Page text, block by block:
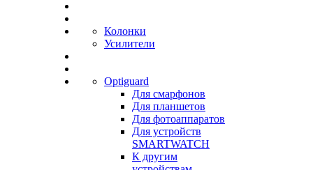
Колонки
Усилители
Optiguard
Для смарфонов
Для планшетов
Для фотоаппаратов
Для устройств
SMARTWATCH
К другим